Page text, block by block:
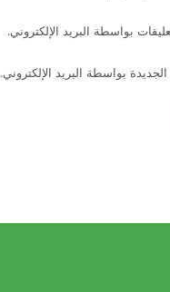
بواسطة البريد الإلكتروني.
بواسطة البريد الإلكتروني.